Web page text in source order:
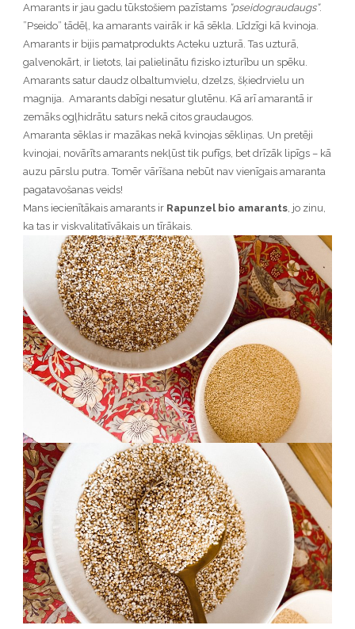
Amarants ir jau gadu tūkstošiem pazīstams ”pseidograudaugs”.
”Pseido” tādēļ, ka amarants vairāk ir kā sēkla. Līdzīgi kā kvinoja.
Amarants ir bijis pamatprodukts Acteku uzturā. Tas uzturā,
galvenokārt, ir lietots, lai palielinātu fizisko izturību un spēku.
Amarants satur daudz olbaltumvielu, dzelzs, šķiedrvielu un
magnija. Amarants dabīgi nesatur glutēnu. Kā arī amarantā ir
zemāks ogļhidrātu saturs nekā citos graudaugos.
Amaranta sēklas ir mazākas nekā kvinojas sēkliņas. Un pretēji
kvinojai, novārīts amarants nekļūst tik pufīgs, bet drīzāk lipīgs – kā
auzu pārslu putra. Tomēr vārīšana nebūt nav vienīgais amaranta
pagatavošanas veids!
Mans iecienītākais amarants ir Rapunzel bio amarants, jo zinu,
ka tas ir viskvalitatīvākais un tīrākais.